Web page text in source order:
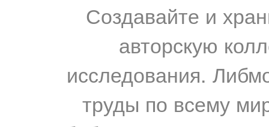
Создавайте и
авторскую
исследования.
труды по всему